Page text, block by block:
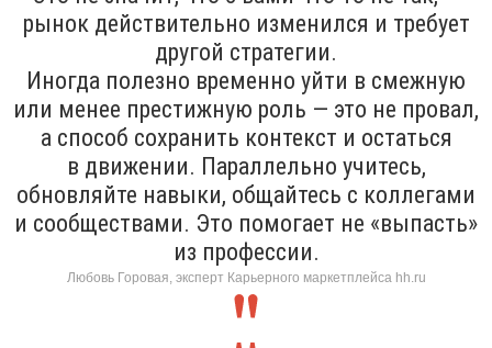
рынок действительно изменился и требует
другой стратегии.
Иногда полезно временно уйти в смежную
или менее престижную роль — это не провал,
а способ сохранить контекст и остаться
в движении. Параллельно учитесь,
обновляйте навыки, общайтесь с коллегами
и сообществами. Это помогает не «выпасть»
из профессии.
Любовь Горовая, эксперт Карьерного маркетплейса hh.ru